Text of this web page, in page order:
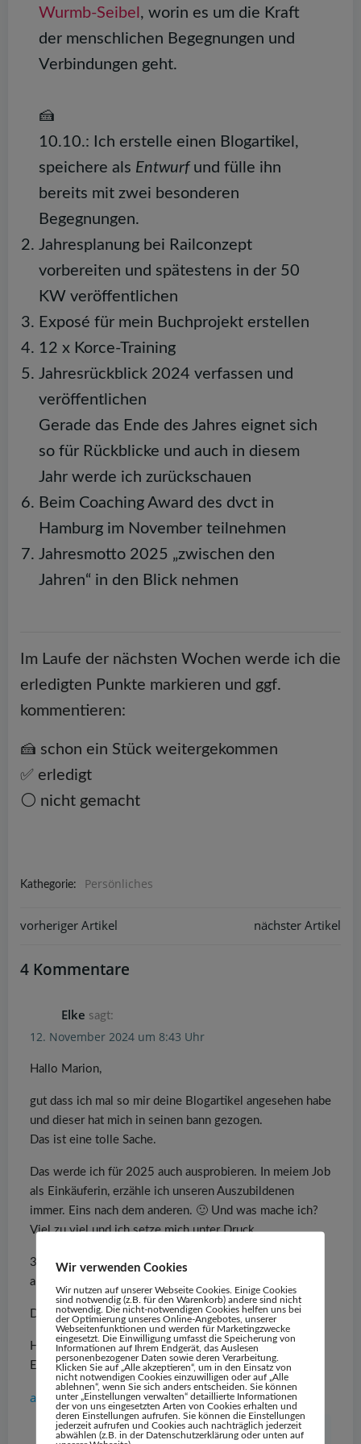
Wurmb-Seibel , worin es um die Kraft
der menschlichen Begegnungen und
Verbindungen geht.
🍰
10.10.: Ich erstelle einen Blogartikel,
speichere als Entwurfund fülle ihn
bereits mit zwei besonderen
Begegnungen.
Jahresplanung bei Railconzept
vorbereiten und spätestens in der 50
KW veröffentlichen
Exposé für mein Buchprojekt erstellen
12 x Korce-Training
Jahresrückblick 2024 verfassen und
veröffentlichen
Gerade das Ende des Jahres eignet sich
so für Rückblicke und auch in diesem
Jahr werde ich zurückschauen
Beim Coaching Award des dvct in
Hamburg im November teilnehmen
Jahresmotto 2025 „zwischen den
Jahren“ in den Blick nehmen
Im Laufe der nächsten Wochen werde ich die
erledigten Punkte markieren und ggf.
kommentieren:
🍰 schon ein Stück weitergekommen
✅ erledigt
⚪️ nicht gemacht
Kathegorie: Persönliches
Post
navigation
vorheriger Artikel nächster Artikel
4 Kommentare
Elke sagt:
12. November 2024 um 8:43 Uhr
Hallo Marion,
gut dass ich mal so mir deine Blogartikel angesehen habe
und dieser hat mich in seinen bann gezogen.
Das ist eine tolle Sache.
Das werde ich für 2025 auch ausprobieren. In meiem Job
als Einkäuferin, erzähle ich unseren Auszubildenen
immer. Eins nach dem anderen. 🙂 Und was mache ich?
Viel zu viel und ich setze mich unter Druck.
3 Monate, das ist eine sehr gute Zeit und das werde ich
ausprobieren.
Danke für diesen tollen Blogartikel.
Herzliche Grüße
Elke von einfachelke.de
antworten
Marion Abend sagt:
Wir verwenden Cookies
Wir nutzen auf unserer Webseite Cookies. Einige Cookies
sind notwendig (z.B. für den Warenkorb) andere sind nicht
notwendig. Die nicht-notwendigen Cookies helfen uns bei
der Optimierung unseres Online-Angebotes, unserer
Webseitenfunktionen und werden für Marketingzwecke
eingesetzt. Die Einwilligung umfasst die Speicherung von
Informationen auf Ihrem Endgerät, das Auslesen
personenbezogener Daten sowie deren Verarbeitung.
Klicken Sie auf „Alle akzeptieren“, um in den Einsatz von
nicht notwendigen Cookies einzuwilligen oder auf „Alle
ablehnen“, wenn Sie sich anders entscheiden. Sie können
unter „Einstellungen verwalten“ detaillierte Informationen
der von uns eingesetzten Arten von Cookies erhalten und
deren Einstellungen aufrufen. Sie können die Einstellungen
jederzeit aufrufen und Cookies auch nachträglich jederzeit
abwählen (z.B. in der Datenschutzerklärung oder unten auf